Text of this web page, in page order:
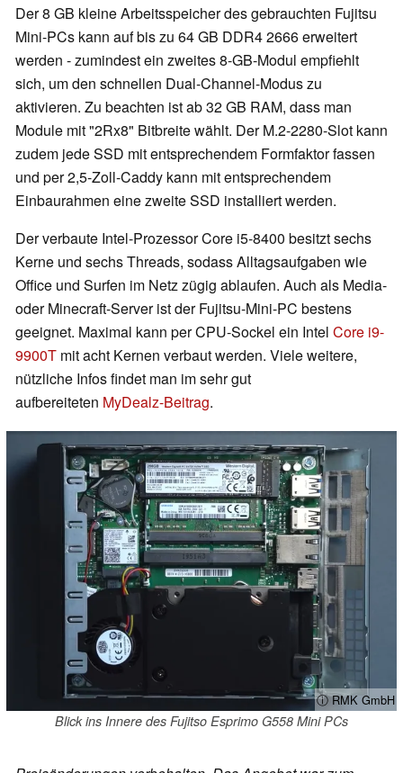
Der 8 GB kleine Arbeitsspeicher des gebrauchten Fujitsu
Mini-PCs kann auf bis zu 64 GB DDR4 2666 erweitert
werden - zumindest ein zweites 8-GB-Modul empfiehlt
sich, um den schnellen Dual-Channel-Modus zu
aktivieren. Zu beachten ist ab 32 GB RAM, dass man
Module mit "2Rx8" Bitbreite wählt. Der M.2-2280-Slot kann
zudem jede SSD mit entsprechendem Formfaktor fassen
und per 2,5-Zoll-Caddy kann mit entsprechendem
Einbaurahmen eine zweite SSD installiert werden.
Der verbaute Intel-Prozessor Core i5-8400 besitzt sechs
Kerne und sechs Threads, sodass Alltagsaufgaben wie
Office und Surfen im Netz zügig ablaufen. Auch als Media-
oder Minecraft-Server ist der Fujitsu-Mini-PC bestens
geeignet. Maximal kann per CPU-Sockel ein Intel Core i9-
9900T mit acht Kernen verbaut werden. Viele weitere,
nützliche Infos findet man im sehr gut
aufbereiteten MyDealz-Beitrag.
ⓘ RMK GmbH
Blick ins Innere des Fujitso Esprimo G558 Mini PCs